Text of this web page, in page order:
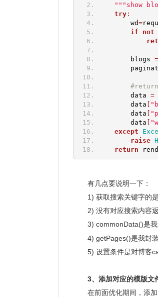
"""show
try:
wd=
if
not
blogs =
data =
data [
data [
data [
except
raise
return
有几点要说明一下：
1) 获取搜索关键字的
2) 没有对应搜索内容
3) commonData()是
4) getPages()是我封
5) 设置条件是对博客
3、添加对应的模版文
在前面优化期间，添